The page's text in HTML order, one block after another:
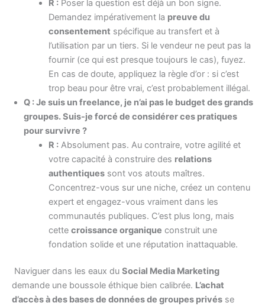
R :Poser la question est déjà un bon signe.
Demandez impérativement la preuve du
consentement spécifique au transfert et à
l’utilisation par un tiers. Si le vendeur ne peut pas la
fournir (ce qui est presque toujours le cas), fuyez.
En cas de doute, appliquez la règle d’or : si c’est
trop beau pour être vrai, c’est probablement illégal.
Q : Je suis un freelance, je n’ai pas le budget des grands
groupes. Suis-je forcé de considérer ces pratiques
pour survivre ?
R :Absolument pas. Au contraire, votre agilité et
votre capacité à construire des relations
authentiquessont vos atouts maîtres.
Concentrez-vous sur une niche, créez un contenu
expert et engagez-vous vraiment dans les
communautés publiques. C’est plus long, mais
cette croissance organique construit une
fondation solide et une réputation inattaquable.
Naviguer dans les eaux du Social Media Marketing
demande une boussole éthique bien calibrée. L’achat
d’accès à des bases de données de groupes privés se